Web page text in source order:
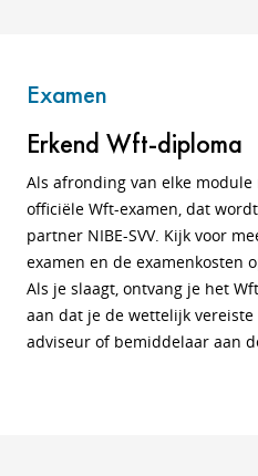
Examen
Erkend Wft-diploma
Als afronding van elke
officiële Wft-examen, dat
partner NIBE-SVV. Kijk voor
examen en de examenkosten
Als je slaagt, ontvang je het
aan dat je de wettelijk
adviseur of bemiddelaar aan